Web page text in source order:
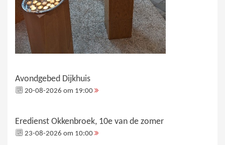
Avondgebed Dijkhuis
20-08-2026 om 19:00
Eredienst Okkenbroek, 10e van de zomer
23-08-2026 om 10:00